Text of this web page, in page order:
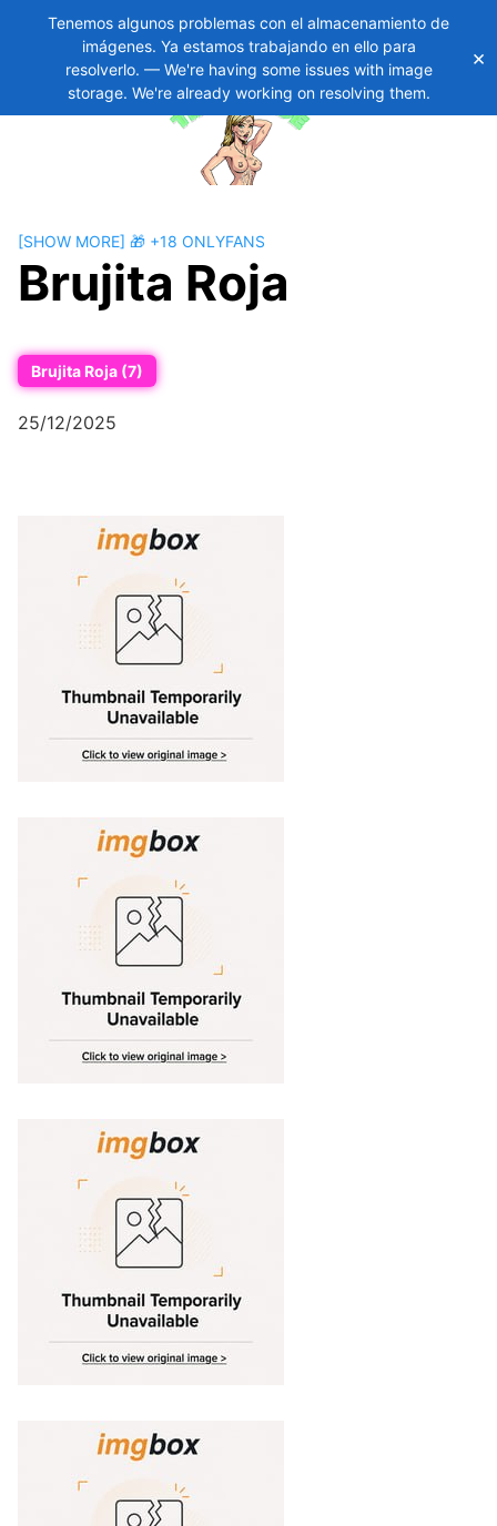
Tenemos algunos problemas con el almacenamiento de
imágenes. Ya estamos trabajando en ello para
resolverlo. — We're having some issues with image
storage. We're already working on resolving them.
×
content
[SHOW MORE] 🎁 +18 ONLYFANS
Brujita Roja
Brujita Roja (7)
25/12/2025